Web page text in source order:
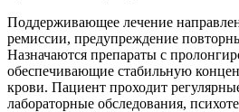
Поддерживающее лечение
ремиссии, предупреждение
Назначаются препараты с
обеспечивающие стабильную
крови. Пациент проходит
лабораторные обследования,